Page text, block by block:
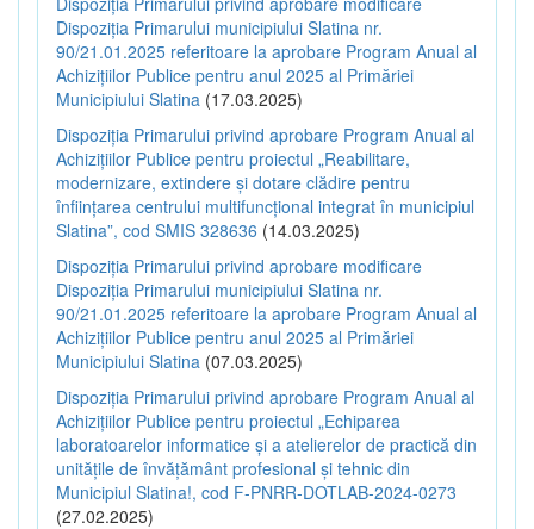
Dispoziția Primarului municipiului Slatina nr.
90/21.01.2025 referitoare la aprobare Program Anual al
Achizițiilor Publice pentru anul 2025 al Primăriei
Municipiului Slatina (17.03.2025)
Dispoziția Primarului privind aprobare Program Anual al
Achizițiilor Publice pentru proiectul „Reabilitare,
modernizare, extindere și dotare clădire pentru
înființarea centrului multifuncțional integrat în municipiul
Slatina”, cod SMIS 328636 (14.03.2025)
Dispoziția Primarului privind aprobare modificare
Dispoziția Primarului municipiului Slatina nr.
90/21.01.2025 referitoare la aprobare Program Anual al
Achizițiilor Publice pentru anul 2025 al Primăriei
Municipiului Slatina (07.03.2025)
Dispoziția Primarului privind aprobare Program Anual al
Achizițiilor Publice pentru proiectul „Echiparea
laboratoarelor informatice și a atelierelor de practică din
unitățile de învățământ profesional și tehnic din
Municipiul Slatina!, cod F-PNRR-DOTLAB-2024-0273
(27.02.2025)